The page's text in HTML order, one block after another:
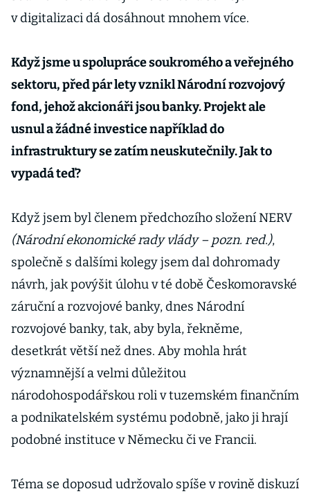
v digitalizaci dá dosáhnout mnohem více.
Když jsme u spolupráce soukromého a veřejného
sektoru, před pár lety vznikl Národní rozvojový
fond, jehož akcionáři jsou banky. Projekt ale
usnul a žádné investice například do
infrastruktury se zatím neuskutečnily. Jak to
vypadá teď?
Když jsem byl členem předchozího složení NERV
(Národní ekonomické rady vlády – pozn. red.),
společně s dalšími kolegy jsem dal dohromady
návrh, jak povýšit úlohu v té době Českomoravské
záruční a rozvojové banky, dnes Národní
rozvojové banky, tak, aby byla, řekněme,
desetkrát větší než dnes. Aby mohla hrát
významnější a velmi důležitou
národohospodářskou roli v tuzemském finančním
a podnikatelském systému podobně, jako ji hrají
podobné instituce v Německu či ve Francii.
Téma se doposud udržovalo spíše v rovině diskuzí